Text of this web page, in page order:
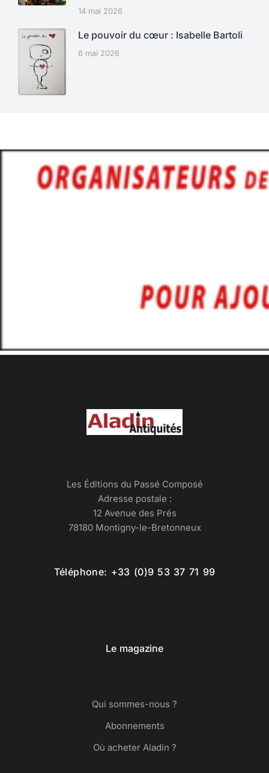
14 mai 2026
Le pouvoir du cœur : Isabelle Bartoli
6 mai 2026
Les Éditions du Passé Composé
Adresse postale :
12 Avenue des Prés
78180 Montigny-le-Bretonneux
Téléphone: +33 (0)9 53 37 71 99
Le magazine
Qui sommes-nous ?
Abonnements
Où acheter Aladin ?